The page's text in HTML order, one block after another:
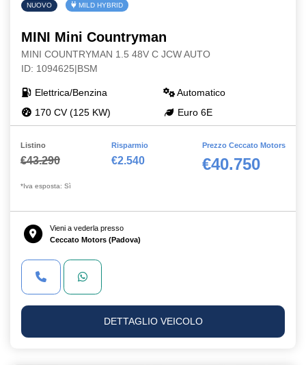
NUOVO MILD HYBRID
MINI Mini Countryman
MINI COUNTRYMAN 1.5 48V C JCW AUTO
ID: 1094625|BSM
Elettrica/Benzina
Automatico
170 CV (125 KW)
Euro 6E
Listino
€43.290
Risparmio
€2.540
Prezzo Ceccato Motors
€40.750
*Iva esposta: Sì
Vieni a vederla presso
Ceccato Motors (Padova)
DETTAGLIO VEICOLO